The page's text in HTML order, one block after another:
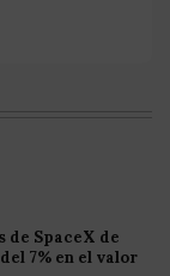
de SpaceX de
7% en el valor